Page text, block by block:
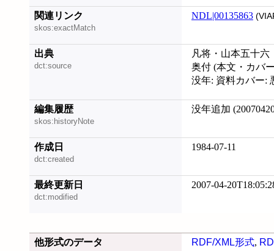
関連リンク
skos:exactMatch
NDL|00135863
出典
dct:source
凡将・山本五十六
奥付 (本文・カバ
没年: 資料カバー:
編集履歴
skos:historyNote
没年追加
作成日
dct:created
1984-07-11
最終更新日
dct:modified
2007-04-
他形式のデータ RDF/XML形式,